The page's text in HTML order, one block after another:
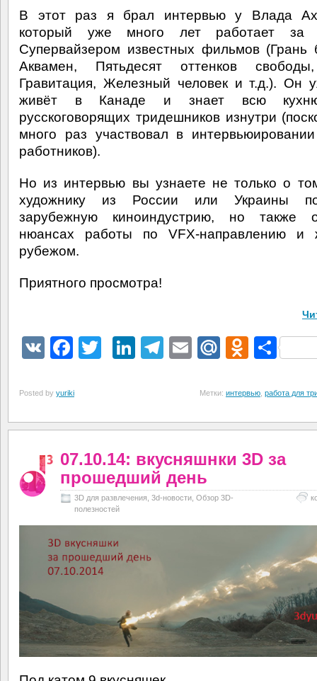
В этот раз я брал интервью у Влада
который уже много лет работает за
Супервайзером известных фильмов (Грань
Аквамен, Пятьдесят оттенков
Гравитация, Железный человек и т.д.). Он
живёт в Канаде и знает всю
русскоговорящих тридешников изнутри
много раз участвовал в
работников).
Но из интервью вы узнаете не только о
художнику из России или Украины
зарубежную киноиндустрию, но также
нюансах работы по VFX-направлению и
рубежом.
Приятного просмотра!
VK Facebook
TwitterLinkedIn
Telegram
EmailMail.Ru
Posted by yuriki Метки: интервью работа для
07.10.14: вкусняшнки 3D за
прошедший день
3D для развлечения 3d-новости Обзор 3D-
полезностей